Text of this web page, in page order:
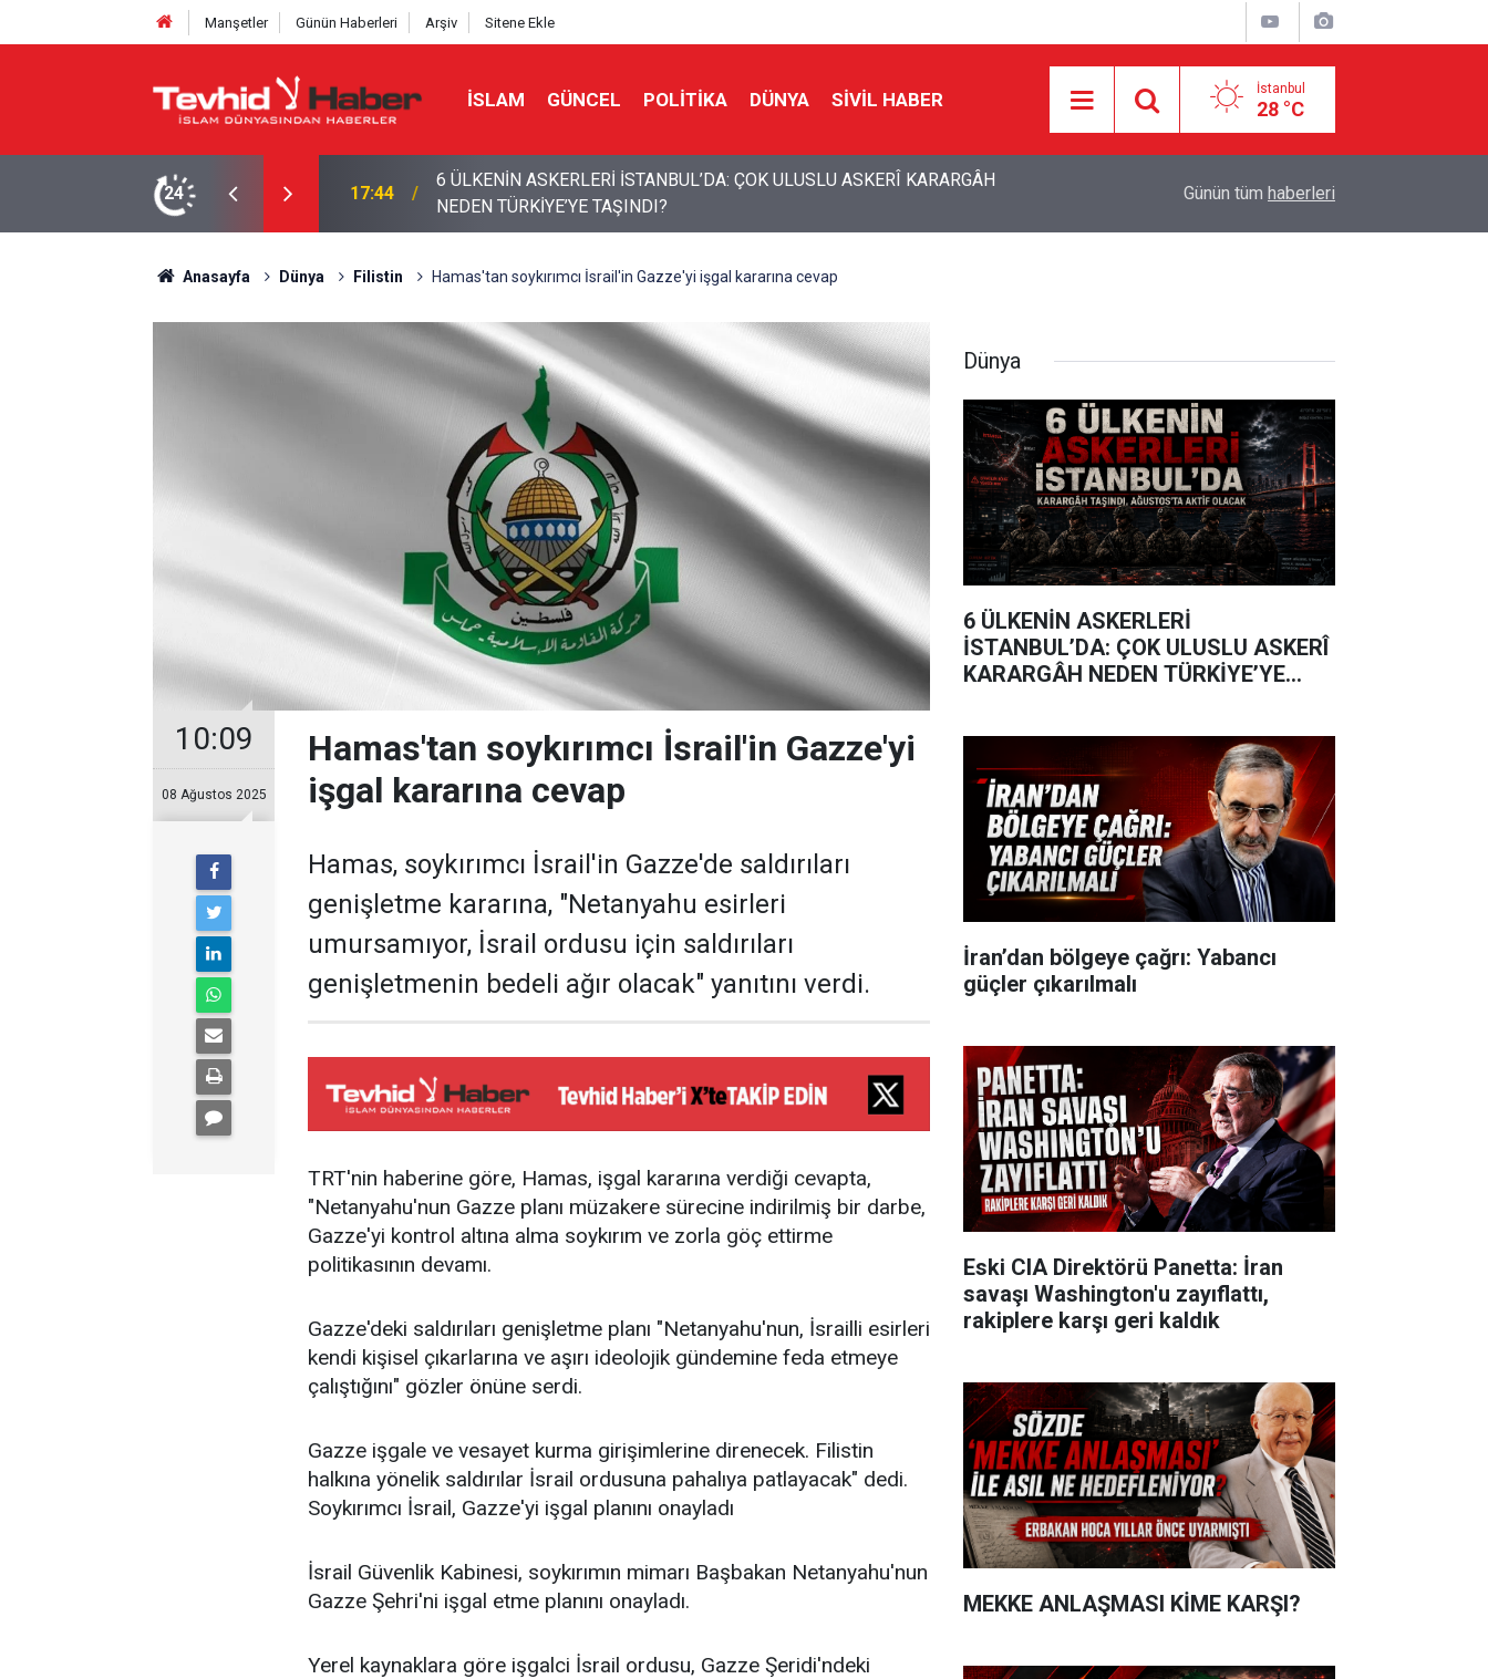
Manşetler Günün Haberleri Arşiv Sitene Ekle
İSLAM GÜNCEL POLITIKA DÜNYA SIVIL HABER İstanbul
28 °C
24
ÇOK ULUSLU ASKERÎ KARARGÂH
15:01 İran’dan bölgeye çağrı: Yabancı güçler çıkarılmalı
geri kaldık
Günün tüm haberleri
Anasayfa Dünya Filistin Hamas'tan soykırımcı İsrail'in Gazze'yi işgal kararına cevap
10:09
08 Ağustos 2025
Hamas'tan soykırımcı İsrail'in Gazze'yi
işgal kararına cevap
Hamas, soykırımcı İsrail'in Gazze'de saldırıları
genişletme kararına, "Netanyahu esirleri
umursamıyor, İsrail ordusu için saldırıları
genişletmenin bedeli ağır olacak" yanıtını verdi.
TRT'nin haberine göre, Hamas, işgal kararına verdiği cevapta,
"Netanyahu'nun Gazze planı müzakere sürecine indirilmiş bir darbe,
Gazze'yi kontrol altına alma soykırım ve zorla göç ettirme
politikasının devamı.
Gazze'deki saldırıları genişletme planı "Netanyahu'nun, İsrailli esirleri
kendi kişisel çıkarlarına ve aşırı ideolojik gündemine feda etmeye
çalıştığını" gözler önüne serdi.
Gazze işgale ve vesayet kurma girişimlerine direnecek. Filistin
halkına yönelik saldırılar İsrail ordusuna pahalıya patlayacak" dedi.
Soykırımcı İsrail, Gazze'yi işgal planını onayladı
İsrail Güvenlik Kabinesi, soykırımın mimarı Başbakan Netanyahu'nun
Gazze Şehri'ni işgal etme planını onayladı.
Yerel kaynaklara göre işgalci İsrail ordusu, Gazze Şeridi'ndeki
Dünya
6 ÜLKENİN ASKERLERİ
İSTANBUL’DA: ÇOK ULUSLU ASKERÎ
KARARGÂH NEDEN TÜRKİYE’YE
İran’dan bölgeye çağrı: Yabancı
güçler çıkarılmalı
Eski CIA Direktörü Panetta: İran
savaşı Washington'u zayıflattı,
rakiplere karşı geri kaldık
MEKKE ANLAŞMASI KİME KARŞI?